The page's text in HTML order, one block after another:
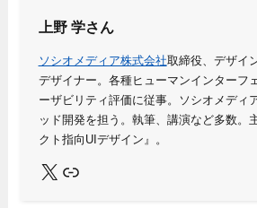
上野 学さん
ソシオメディア株式会社取締役、デザイ
デザイナー。各種ヒューマンインターフ
ーザビリティ評価に従事。ソシオメディ
ッド開発を担う。執筆、講演など多数。
クト指向UIデザイン』。
X Link